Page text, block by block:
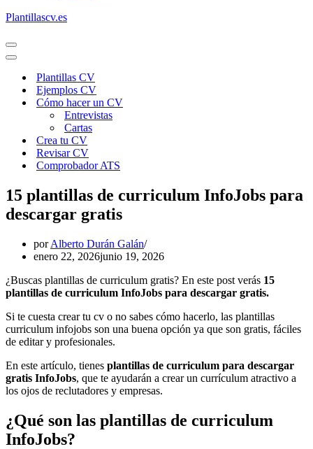
Plantillascv.es
Menú
de
Menú
navegaciónPlantillas CV
Ejemplos CV
Cómo hacer un CV
Entrevistas
Cartas
Crea tu CV
Revisar CV
Comprobador ATS
15 plantillas de curriculum InfoJobs para
descargar gratis
porAlberto Durán Galán
enero 22, 2026junio 19, 2026
¿Buscas plantillas de curriculum gratis? En este post verás 15
plantillas de curriculum InfoJobs para descargar gratis.
Si te cuesta crear tu cv o no sabes cómo hacerlo, las plantillas
curriculum infojobs son una buena opción ya que son gratis, fáciles
de editar y profesionales.
En este artículo, tienes plantillas de curriculum para descargar
gratis InfoJobs, que te ayudarán a crear un currículum atractivo a
los ojos de reclutadores y empresas.
¿Qué son las plantillas de curriculum
InfoJobs?